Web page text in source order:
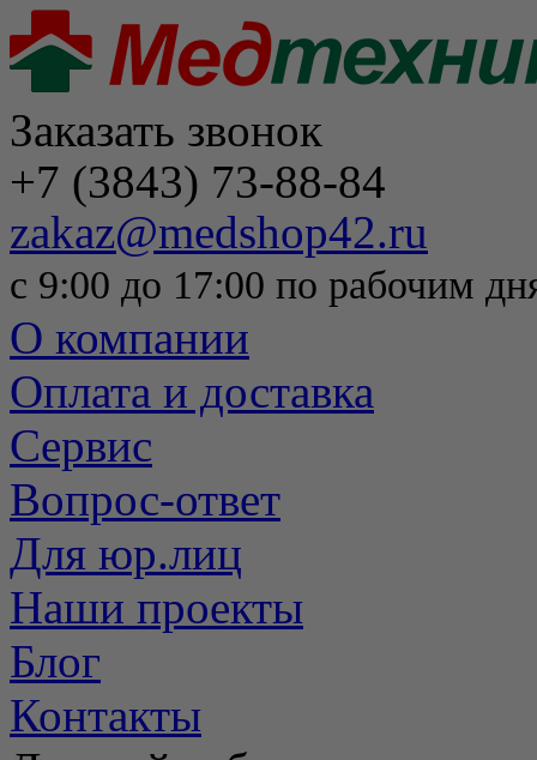
Заказать звонок
+7 (3843) 73-88-84
zakaz@medshop42.ru
с 9:00 до 17:00 по рабочим
О компании
Оплата и доставка
Сервис
Вопрос-ответ
Для юр.лиц
Наши проекты
Блог
Контакты